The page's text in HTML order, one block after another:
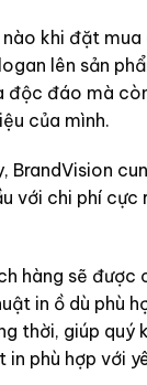
khi đặt mua
lên sản
độc đáo mà
của mình.
BrandVision
với chi phí
hàng sẽ được
in ồ dù phù
thời, giúp quý
phù hợp với